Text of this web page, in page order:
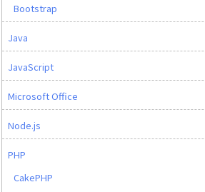
Bootstrap
Java
JavaScript
Microsoft Office
Node.js
PHP
CakePHP